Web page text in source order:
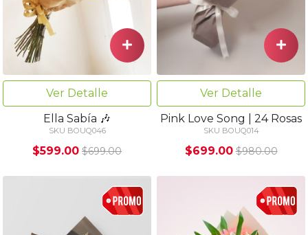
Ver Detalle
Ella Sabía 🎶
SKU BOUQ046
$599.00 $699.00
Ver Detalle
Pink Love Song | 24 Rosas
SKU BOUQ014
$699.00 $980.00